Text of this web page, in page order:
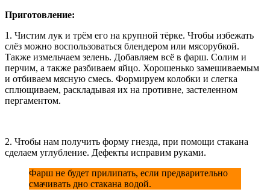
Приготовление:
1. Чистим лук и трём его на крупной тёрке. Чтобы избежать
слёз можно воспользоваться блендером или мясорубкой.
Также измельчаем зелень. Добавляем всё в фарш. Солим и
перчим, а также разбиваем яйцо. Хорошенько замешиваемым
и отбиваем мясную смесь. Формируем колобки и слегка
сплющиваем, раскладывая их на противне, застеленном
пергаментом.
2. Чтобы нам получить форму гнезда, при помощи стакана
сделаем углубление. Дефекты исправим руками.
Фарш не будет прилипать, если предварительно
смачивать дно стакана водой.